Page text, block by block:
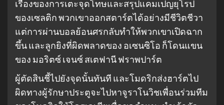
เรื่องของการเตะจุดโทษและสรุปแคมเปญยุโรป
ของเซลติก พวกเขาออกสตาร์ตได้อย่างมีชีวิตชีวา
แต่การผ่านบอลย้อนศรกลับทําให้พวกเขาเปิดฉาก
ขึ้น และลูกยิงที่ผิดพลาดของ อเซนซิโอ ก็โดนแขน
ของ มอริตซ์ เจนซ์ สเตฟานี ฟราพปาร์ต
ผู้ตัดสินชี้ไปยังจุดนั้นทันที และโมดริกส่งฮาร์ตไป
ผิดทางผู้รักษาประตูจะไปหาจูราโนวิชเพื่อนร่วมทีม